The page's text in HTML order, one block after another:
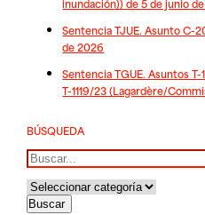
Sentencia TJUE. Asunto C-
de 2026
Sentencia TGUE. Asuntos
T-1119/23 (Lagardère/
BÚSQUEDA
Buscar